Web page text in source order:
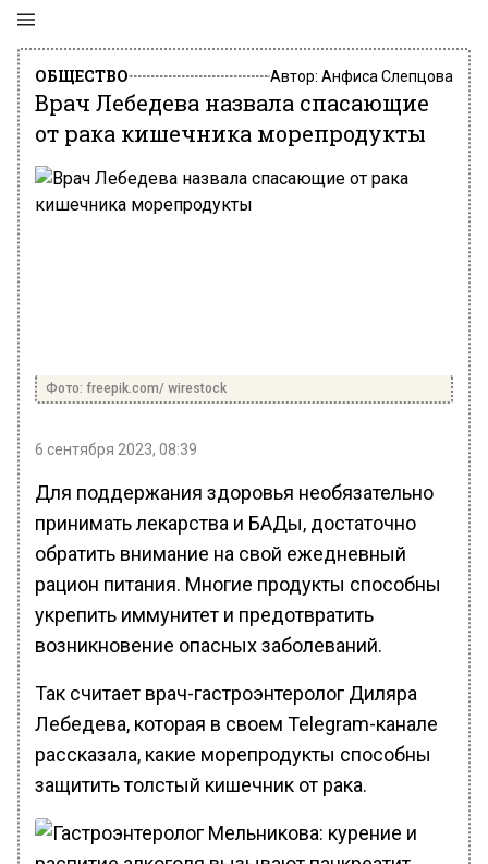
ОБЩЕСТВО Автор: Анфиса Слепцова
Врач Лебедева назвала спасающие
от рака кишечника морепродукты
Фото: freepik.com/ wirestock
6 сентября 2023, 08:39
Для поддержания здоровья необязательно
принимать лекарства и БАДы, достаточно
обратить внимание на свой ежедневный
рацион питания. Многие продукты способны
укрепить иммунитет и предотвратить
возникновение опасных заболеваний.
Так считает врач-гастроэнтеролог Диляра
Лебедева, которая в своем Telegram-канале
рассказала, какие морепродукты способны
защитить толстый кишечник от рака.